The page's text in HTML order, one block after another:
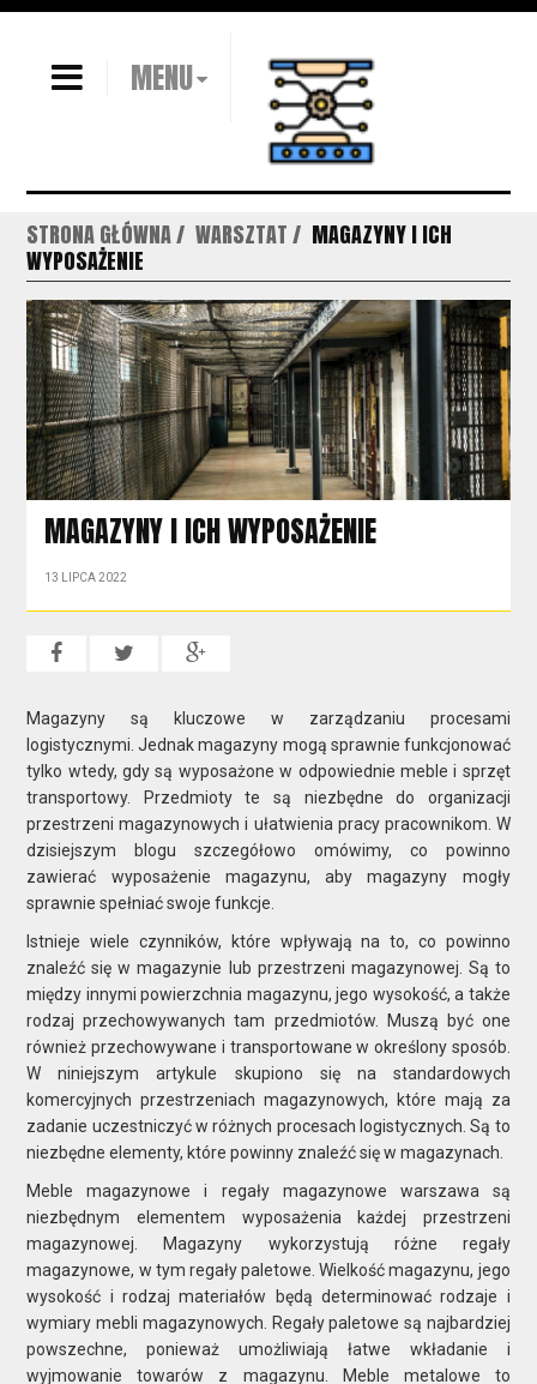
MENU
STRONA GŁÓWNA WARSZTAT
MAGAZYNY I ICH
WYPOSAŻENIE
MAGAZYNY I ICH WYPOSAŻENIE
13 LIPCA 2022
Magazyny są kluczowe w zarządzaniu procesami
logistycznymi. Jednak magazyny mogą sprawnie funkcjonować
tylko wtedy, gdy są wyposażone w odpowiednie meble i sprzęt
transportowy. Przedmioty te są niezbędne do organizacji
przestrzeni magazynowych i ułatwienia pracy pracownikom. W
dzisiejszym blogu szczegółowo omówimy, co powinno
zawierać wyposażenie magazynu, aby magazyny mogły
sprawnie spełniać swoje funkcje.
Istnieje wiele czynników, które wpływają na to, co powinno
znaleźć się w magazynie lub przestrzeni magazynowej. Są to
między innymi powierzchnia magazynu, jego wysokość, a także
rodzaj przechowywanych tam przedmiotów. Muszą być one
również przechowywane i transportowane w określony sposób.
W niniejszym artykule skupiono się na standardowych
komercyjnych przestrzeniach magazynowych, które mają za
zadanie uczestniczyć w różnych procesach logistycznych. Są to
niezbędne elementy, które powinny znaleźć się w magazynach.
Meble magazynowe i regały magazynowe warszawa są
niezbędnym elementem wyposażenia każdej przestrzeni
magazynowej. Magazyny wykorzystują różne regały
magazynowe, w tym regały paletowe. Wielkość magazynu, jego
wysokość i rodzaj materiałów będą determinować rodzaje i
wymiary mebli magazynowych. Regały paletowe są najbardziej
powszechne, ponieważ umożliwiają łatwe wkładanie i
wyjmowanie towarów z magazynu. Meble metalowe to